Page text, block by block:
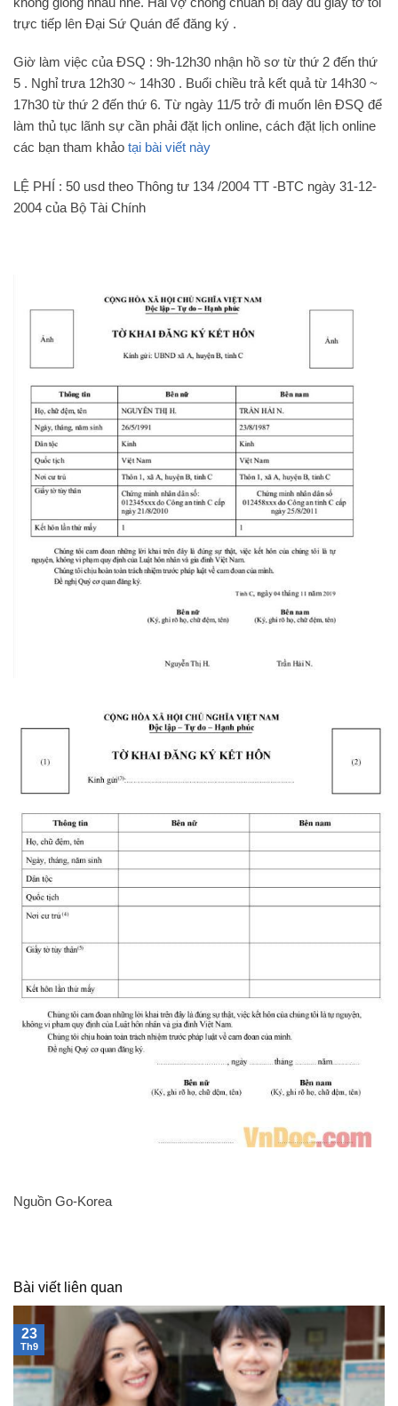
trực tiếp lên Đại Sứ Quán để đăng ký .
Giờ làm việc của ĐSQ : 9h-12h30 nhận hồ sơ từ thứ 2 đến thứ
5 . Nghỉ trưa 12h30 ~ 14h30 . Buổi chiều trả kết quả từ 14h30 ~
17h30 từ thứ 2 đến thứ 6. Từ ngày 11/5 trở đi muốn lên ĐSQ để
làm thủ tục lãnh sự cần phải đặt lịch online, cách đặt lịch online
các bạn tham khảo tại bài viết này
LỆ PHÍ : 50 usd theo Thông tư 134 /2004 TT -BTC ngày 31-12-
2004 của Bộ Tài Chính
Nguồn Go-Korea
Bài viết liên quan
23
Th9